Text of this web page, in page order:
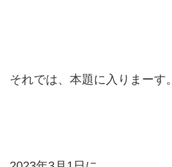
それでは、本題に入りまーす。